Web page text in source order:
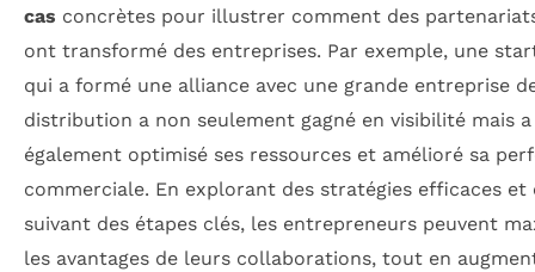
cas concrètes pour illustrer comment des
ont transformé des entreprises. Par exemple, une
qui a formé une alliance avec une grande entreprise
distribution a non seulement gagné en visibilité mais a
également optimisé ses ressources et amélioré sa
commerciale. En explorant des stratégies efficaces et
suivant des étapes clés, les entrepreneurs peuvent
les avantages de leurs collaborations, tout en